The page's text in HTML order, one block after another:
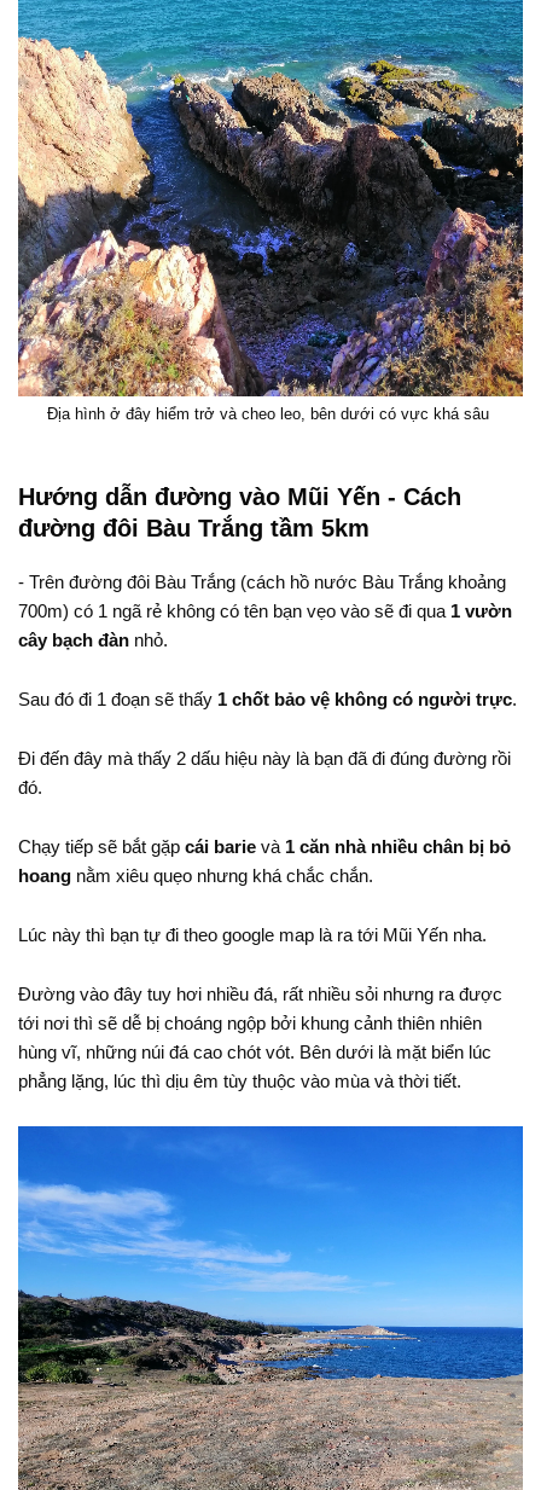
Địa hình ở đây hiểm trở và cheo leo, bên dưới có vực khá sâu
Hướng dẫn đường vào Mũi Yến - Cách
đường đôi Bàu Trắng tầm 5km
- Trên đường đôi Bàu Trắng (cách hồ nước Bàu Trắng khoảng
700m) có 1 ngã rẻ không có tên bạn vẹo vào sẽ đi qua 1 vườn
cây bạch đàn nhỏ.
Sau đó đi 1 đoạn sẽ thấy 1 chốt bảo vệ không có người trực.
Đi đến đây mà thấy 2 dấu hiệu này là bạn đã đi đúng đường rồi
đó.
Chạy tiếp sẽ bắt gặp cái barie và 1 căn nhà nhiều chân bị bỏ
hoang nằm xiêu quẹo nhưng khá chắc chắn.
Lúc này thì bạn tự đi theo google map là ra tới Mũi Yến nha.
Đường vào đây tuy hơi nhiều đá, rất nhiều sỏi nhưng ra được
tới nơi thì sẽ dễ bị choáng ngộp bởi khung cảnh thiên nhiên
hùng vĩ, những núi đá cao chót vót. Bên dưới là mặt biển lúc
phẳng lặng, lúc thì dịu êm tùy thuộc vào mùa và thời tiết.